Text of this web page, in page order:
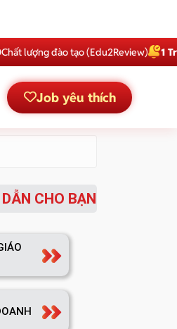
lượng đào tạo (Edu2Review) 1 Triệu
Job yêu thích
CHO BẠN